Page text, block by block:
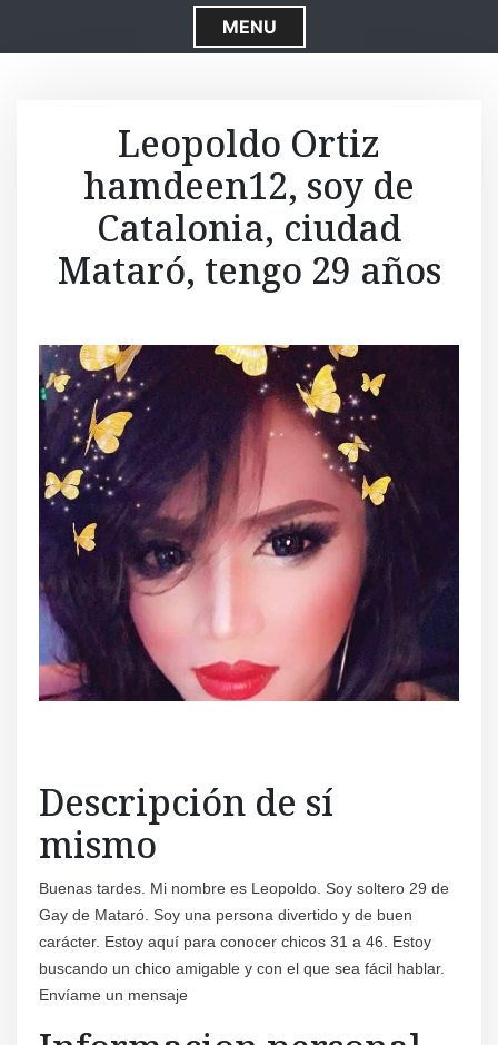
S
k
o
c
o
n
e
MENU
Leopoldo Ortiz
hamdeen12, soy de
Catalonia, ciudad
Mataró, tengo 29 años
Descripción de sí
mismo
Buenas tardes. Mi nombre es Leopoldo. Soy soltero 29 de
Gay de Mataró. Soy una persona divertido y de buen
carácter. Estoy aquí para conocer chicos 31 a 46. Estoy
buscando un chico amigable y con el que sea fácil hablar.
Envíame un mensaje